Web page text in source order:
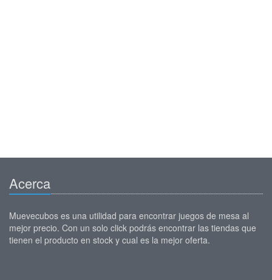
Acerca
Muevecubos es una utilidad para encontrar juegos de mesa al
mejor precio. Con un solo click podrás encontrar las tiendas que
tienen el producto en stock y cual es la mejor oferta.